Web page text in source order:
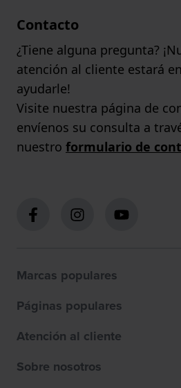
Contacto
¿Tiene alguna pregunta?
atención al cliente estará
ayudarle!
Visite nuestra página de
envíenos su consulta a
nuestro formulario de
Marcas populares
Páginas populares
Atención al cliente
Sobre nosotros